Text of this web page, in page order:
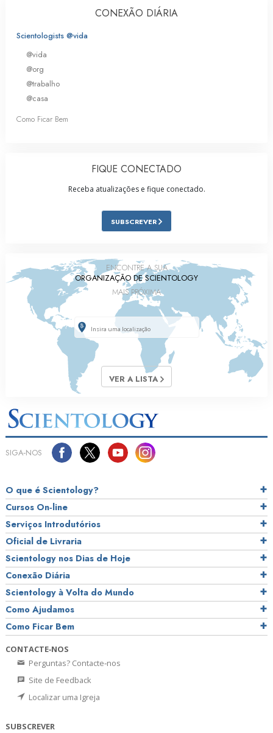
CONEXÃO DIÁRIA
Scientologists @vida
@vida
@org
@trabalho
@casa
Como Ficar Bem
FIQUE CONECTADO
Receba atualizações e fique conectado.
SUBSCREVER
ENCONTRE A SUA
ORGANIZAÇÃO DE SCIENTOLOGY
MAIS PRÓXIMA
VER A LISTA
SIGA‑NOS
O que é Scientology?
Cursos On‑line
Serviços Introdutórios
Oficial de Livraria
Scientology nos Dias de Hoje
Conexão Diária
Scientology à Volta do Mundo
Como Ajudamos
Como Ficar Bem
CONTACTE‑NOS
Perguntas? Contacte‑nos
Site de Feedback
Localizar uma Igreja
SUBSCREVER